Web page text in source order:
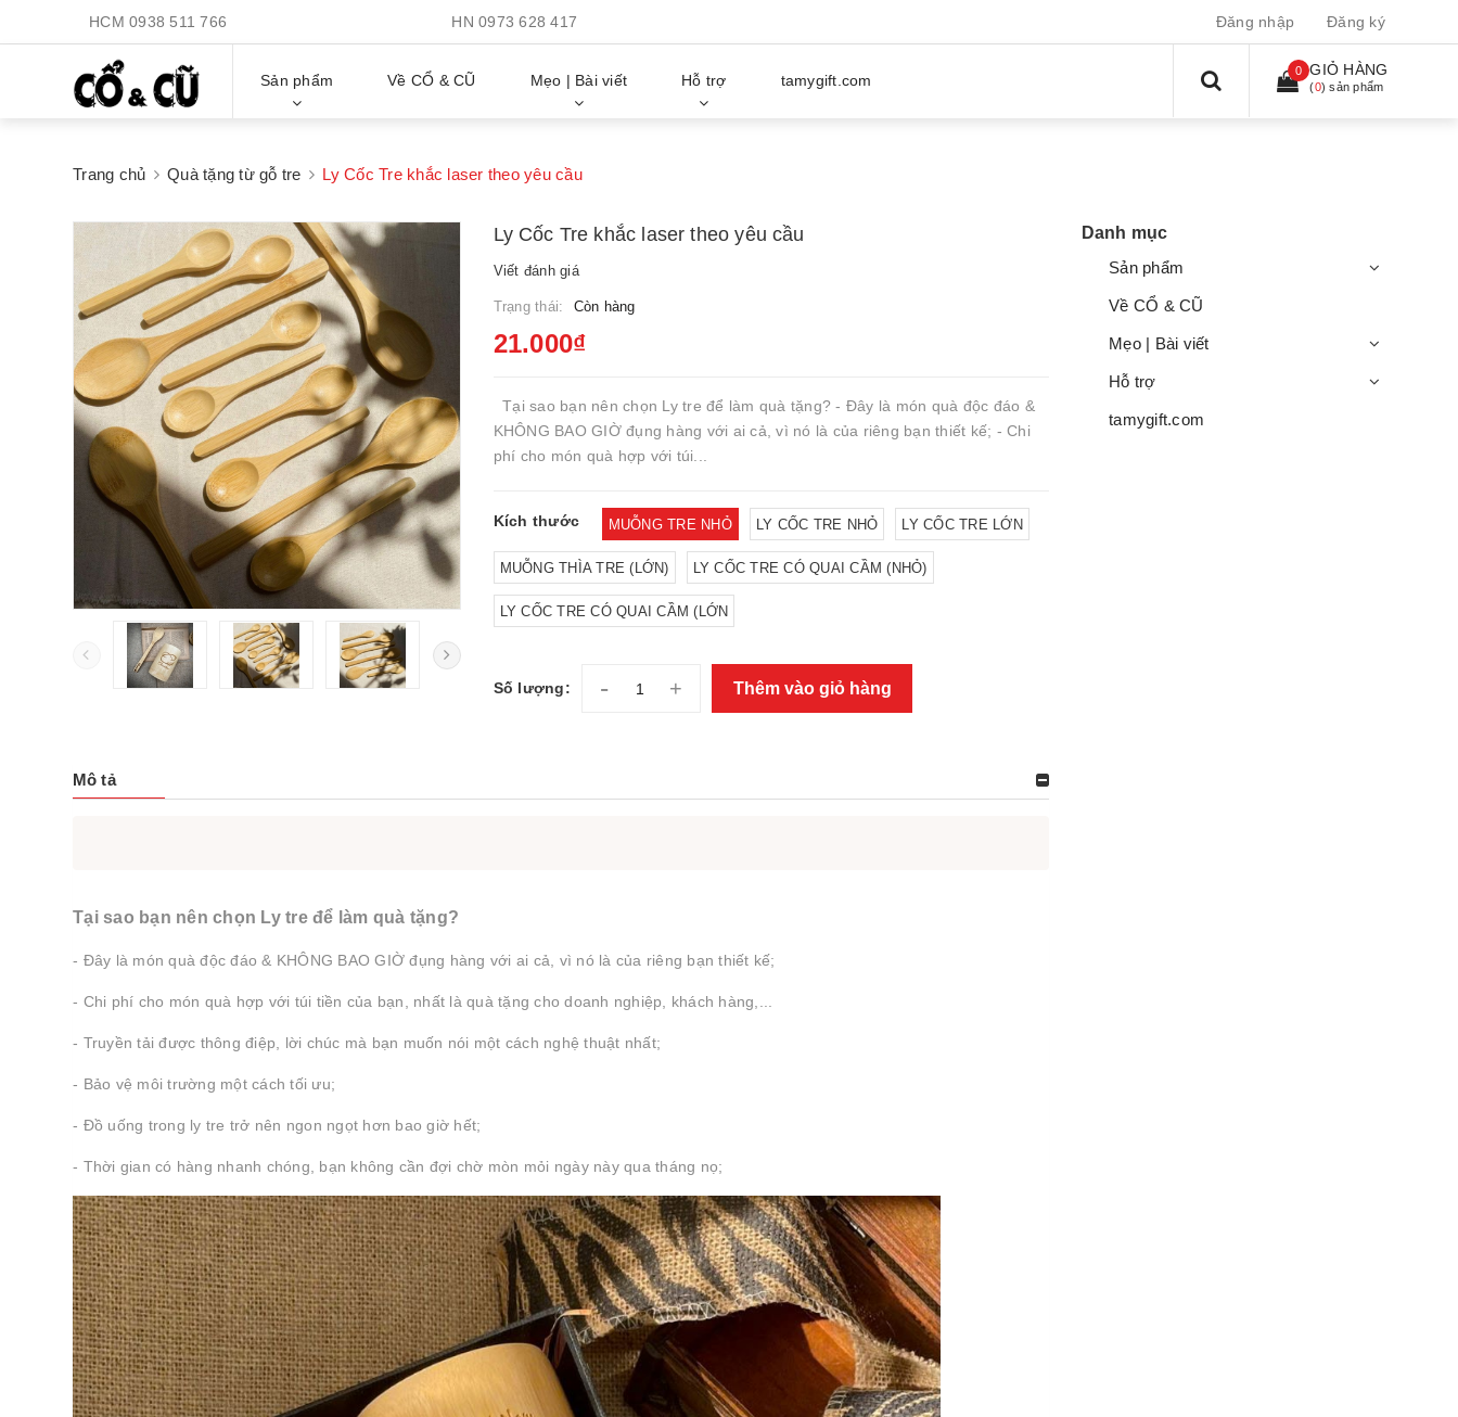
HCM 0938 511 766 HN0973 628 417 Đăng nhập Đăng ký
Sản phẩm Về CỔ & CŨ Mẹo | Bài viết Hỗ trợ tamygift.com
0 GIỎ HÀNG
(0) sản phẩm
Trang chủ Quà tặng từ gỗ tre Ly Cốc Tre khắc laser theo yêu cầu
Ly Cốc Tre khắc laser theo yêu cầu
Viết đánh giá
Trạng thái: Còn hàng
21.000₫
Tại sao bạn nên chọn Ly tre để làm quà tặng? - Đây là món quà độc đáo &
KHÔNG BAO GIỜ đụng hàng với ai cả, vì nó là của riêng bạn thiết kế; - Chi
phí cho món quà hợp với túi...
Kích thước MUỖNG TRE NHỎ LY CỐC TRE NHỎ LY CỐC TRE LỚN
MUỖNG THÌA TRE (LỚN) LY CỐC TRE CÓ QUAI CẦM (NHỎ)
LY CỐC TRE CÓ QUAI CẦM (LỚN
Số lượng: - + Thêm vào giỏ hàng
Mô tả
Tại sao bạn nên chọn Ly tre để làm quà tặng?
- Đây là món quà độc đáo & KHÔNG BAO GIỜ đụng hàng với ai cả, vì nó là của riêng bạn thiết kế;
- Chi phí cho món quà hợp với túi tiền của bạn, nhất là quà tặng cho doanh nghiệp, khách hàng,...
- Truyền tải được thông điệp, lời chúc mà bạn muốn nói một cách nghệ thuật nhất;
- Bảo vệ môi trường một cách tối ưu;
- Đồ uống trong ly tre trở nên ngon ngọt hơn bao giờ hết;
- Thời gian có hàng nhanh chóng, bạn không cần đợi chờ mòn mỏi ngày này qua tháng nọ;
Danh mục
Sản phẩm
Về CỔ & CŨ
Mẹo | Bài viết
Hỗ trợ
tamygift.com